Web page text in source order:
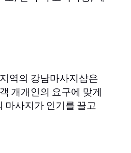
역의 강남마사지샵은
개개인의 요구에 맞게
마사지가 인기를 끌고